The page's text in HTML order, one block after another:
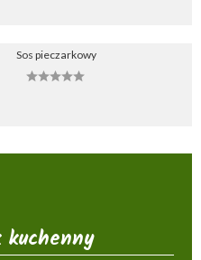
Sos pieczarkowy
kuchenny